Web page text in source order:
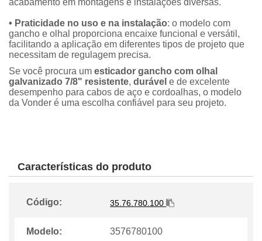
acabamento em montagens e instalações diversas.
• Praticidade no uso e na instalação: o modelo com
gancho e olhal proporciona encaixe funcional e versátil,
facilitando a aplicação em diferentes tipos de projeto que
necessitam de regulagem precisa.
Se você procura um esticador gancho com olhal
galvanizado 7/8" resistente, durável e de excelente
desempenho para cabos de aço e cordoalhas, o modelo
da Vonder é uma escolha confiável para seu projeto.
Características do produto
Código: 35.76.780.100
Modelo: 3576780100